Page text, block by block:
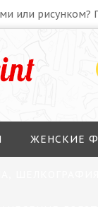
или рисунком?
ЖЕНСКИЕ